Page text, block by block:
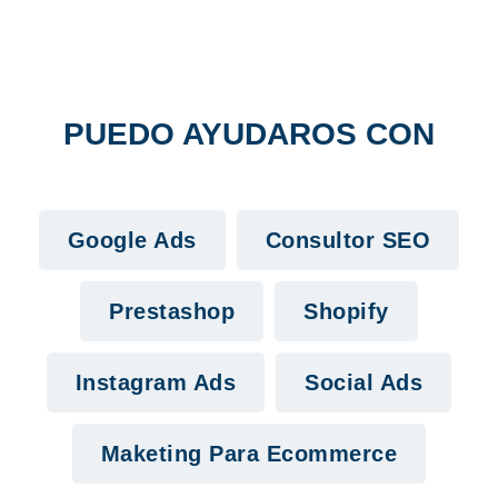
PUEDO AYUDAROS CON
Google Ads Consultor SEO
Prestashop Shopify
Instagram Ads Social Ads
Maketing Para Ecommerce